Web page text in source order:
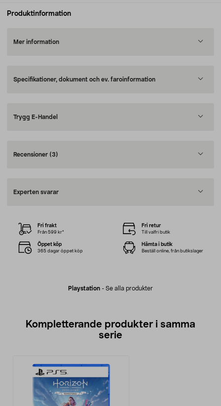
Produktinformation
Mer information
Specifikationer, dokument och ev. faroinformation
Trygg E-Handel
Recensioner (3)
Experten svarar
Playstation - Se alla produkter
Fri frakt
Från 599 kr*
Fri retur
Till valfri butik
Öppet köp
365 dagar öppet köp
Hämta i butik
Beställ online, från butikslager
Kompletterande produkter i samma
serie